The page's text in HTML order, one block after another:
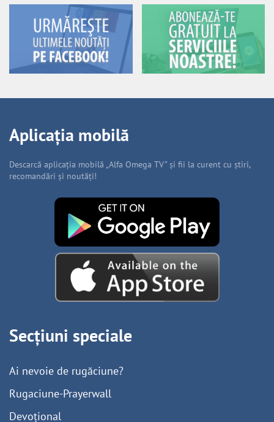
Aplicația mobilă
Descarcă aplicația mobilă „Alfa Omega TV” și fii la curent cu știri,
recomandări și noutăți!
Secțiuni speciale
Ai nevoie de rugăciune?
Rugaciune-Prayerwall
Devoțional